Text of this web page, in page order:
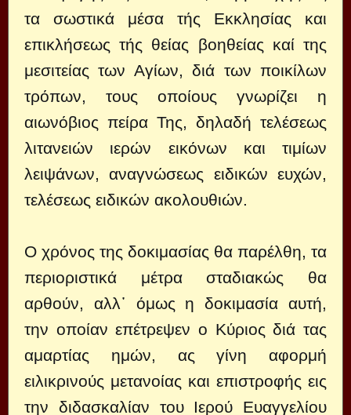
τα σωστικά μέσα τής Εκκλησίας και
επικλήσεως τής θείας βοηθείας καί της
μεσιτείας των Αγίων, διά των ποικίλων
τρόπων, τους οποίους γνωρίζει η
αιωνόβιος πείρα Της, δηλαδή τελέσεως
λιτανειών ιερών εικόνων και τιμίων
λειψάνων, αναγνώσεως ειδικών ευχών,
τελέσεως ειδικών ακολουθιών.
Ο χρόνος της δοκιμασίας θα παρέλθη, τα
περιοριστικά μέτρα σταδιακώς θα
αρθούν, αλλ᾽ όμως η δοκιμασία αυτή,
την οποίαν επέτρεψεν ο Κύριος διά τας
αμαρτίας ημών, ας γίνη αφορμή
ειλικρινούς μετανοίας και επιστροφής εις
την διδασκαλίαν του Ιερού Ευαγγελίου